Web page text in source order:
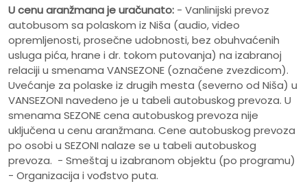
U cenu aranžmana je uračunato: - Vanlinijski prevoz
autobusom sa polaskom iz Niša (audio, video
opremljenosti, prosečne udobnosti, bez obuhvaćenih
usluga pića, hrane i dr. tokom putovanja) na izabranoj
relaciji u smenama VANSEZONE (označene zvezdicom).
Uvećanje za polaske iz drugih mesta (severno od Niša) u
VANSEZONI navedeno je u tabeli autobuskog prevoza. U
smenama SEZONE cena autobuskog prevoza nije
uključena u cenu aranžmana. Cene autobuskog prevoza
po osobi u SEZONI nalaze se u tabeli autobuskog
prevoza. - Smeštaj u izabranom objektu (po programu)
- Organizacija i vođstvo puta.